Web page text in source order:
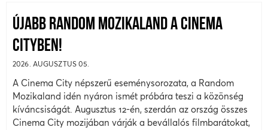
ÚJABB RANDOM MOZIKALAND A CINEMA
CITYBEN!
2026. AUGUSZTUS 05.
A Cinema City népszerű eseménysorozata, a Random
Mozikaland idén nyáron ismét próbára teszi a közönség
kíváncsiságát. Augusztus 12-én, szerdán az ország összes
Cinema City mozijában várják a bevállalós filmbarátokat,